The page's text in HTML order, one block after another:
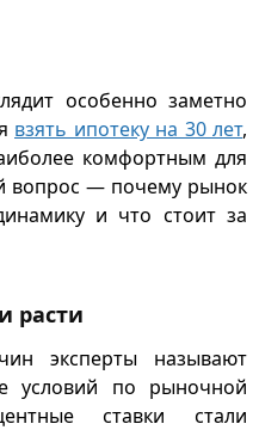
особенно заметно
взять ипотеку на 30 лет,
комфортным для
вопрос — почему рынок
и что стоит за
расти
эксперты называют
условий по рыночной
ставки стали